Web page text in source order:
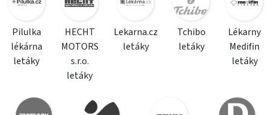
Pilulka
lékárna
letáky
HECHT
MOTORS
s.r.o.
letáky
Lekarna.cz
letáky
Tchibo
letáky
Lékarny
Medifin
letáky